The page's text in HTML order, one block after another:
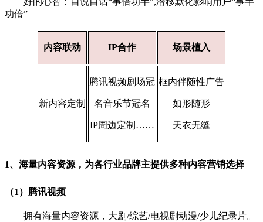
功倍”
内容联动 IP合作 场景植入
新内容定制
腾讯视频剧场冠
名音乐节冠名
IP周边定制……
框内伴随性广告
如形随形
天衣无缝
1、海量内容资源，为各行业品牌主提供多种内容营销选择
（1）腾讯视频
拥有海量内容资源，大剧/综艺/电视剧动漫/少儿纪录片。